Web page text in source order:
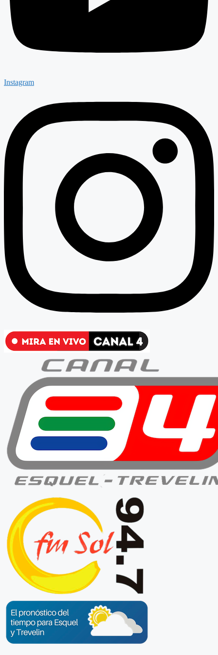
Instagram